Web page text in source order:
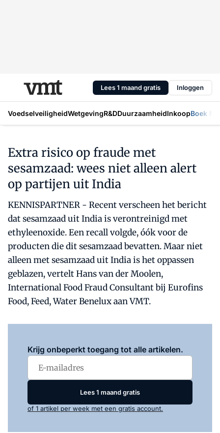
Lees 1 maand gratis Inloggen
VoedselveiligheidWetgevingR&DDuurzaamheidInkoopBoek
Extra risico op fraude met
sesamzaad: wees niet alleen alert
op partijen uit India
KENNISPARTNER - Recent verscheen het bericht
dat sesamzaad uit India is verontreinigd met
ethyleenoxide. Een recall volgde, óók voor de
producten die dit sesamzaad bevatten. Maar niet
alleen met sesamzaad uit India is het oppassen
geblazen, vertelt Hans van der Moolen,
International Food Fraud Consultant bij Eurofins
Food, Feed, Water Benelux aan VMT.
Krijg onbeperkt toegang tot alle artikelen.
Lees 1 maand gratis
of 1 artikel per week met een gratis account.